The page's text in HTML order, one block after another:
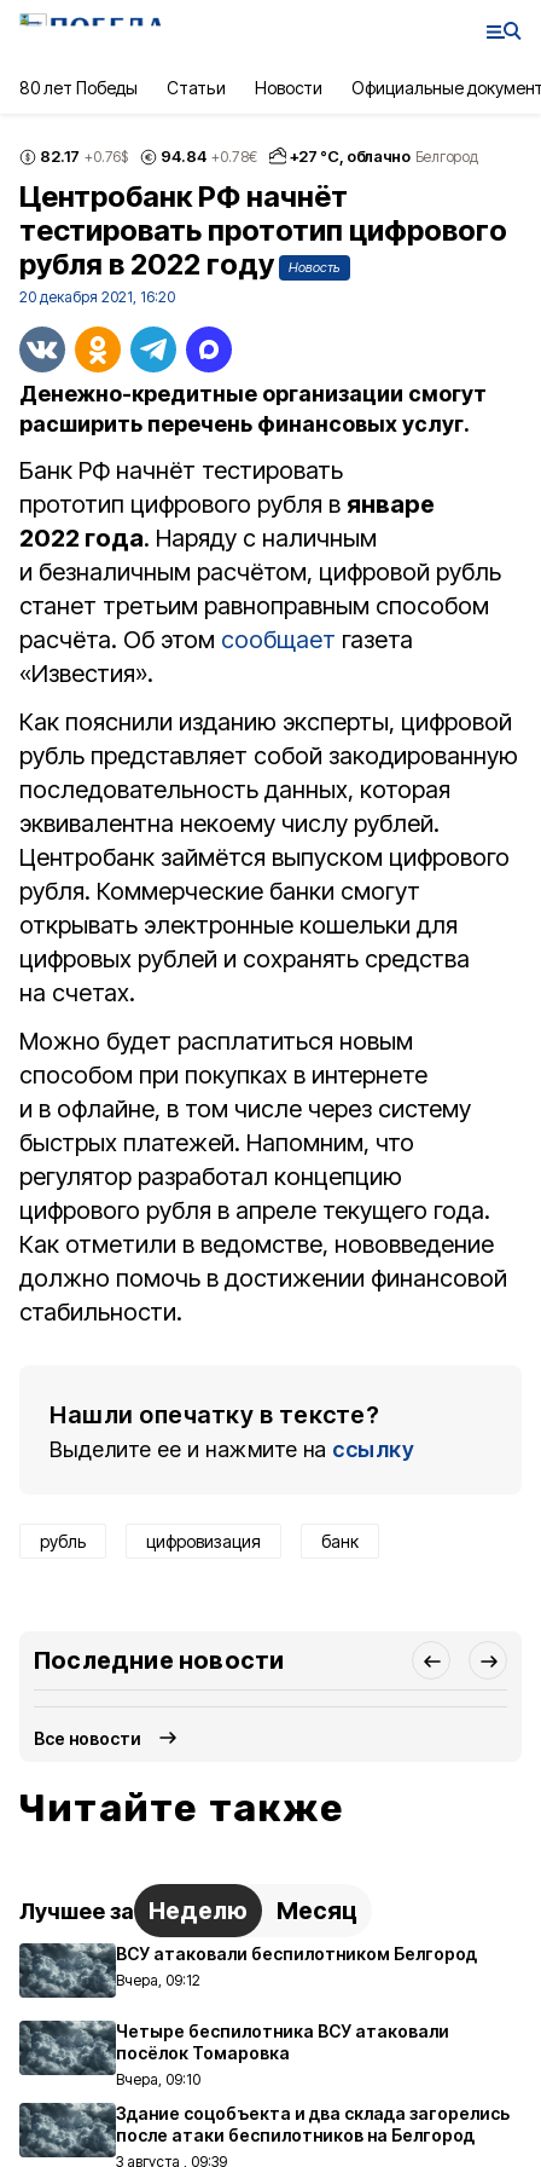
80 лет Победы Статьи Новости Официальные
82.17 +0.76$ 94.84 +0.78€ +27 °С, облачно Белгород
Центробанк РФ начнёт
тестировать прототип цифрового
рубля в 2022 году
Новость
20 декабря 2021, 16:20
Денежно-кредитные организации смогут
расширить перечень финансовых услуг.
Банк РФ начнёт тестировать
прототип цифрового рубля в январе
2022 года. Наряду с наличным
и безналичным расчётом, цифровой рубль
станет третьим равноправным способом
расчёта. Об этом сообщает газета
«Известия».
Как пояснили изданию эксперты, цифровой
рубль представляет собой закодированную
последовательность данных, которая
эквивалентна некоему числу рублей.
Центробанк займётся выпуском цифрового
рубля. Коммерческие банки смогут
открывать электронные кошельки для
цифровых рублей и сохранять средства
на счетах.
Можно будет расплатиться новым
способом при покупках в интернете
и в офлайне, в том числе через систему
быстрых платежей. Напомним, что
регулятор разработал концепцию
цифрового рубля в апреле текущего года.
Как отметили в ведомстве, нововведение
должно помочь в достижении финансовой
стабильности.
Нашли опечатку в тексте?
Выделите ее и нажмите на ссылку
рубль цифровизация банк
Последние новости
Все новости
Читайте также
Лучшее за Неделю Месяц
ВСУ атаковали беспилотником Белгород
Вчера, 09:12
Четыре беспилотника ВСУ атаковали
посёлок Томаровка
Вчера, 09:10
Здание соцобъекта и два склада загорелись
после атаки беспилотников на Белгород
3 августа , 09:39